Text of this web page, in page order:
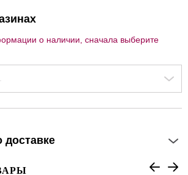
о наличии, сначала выберите